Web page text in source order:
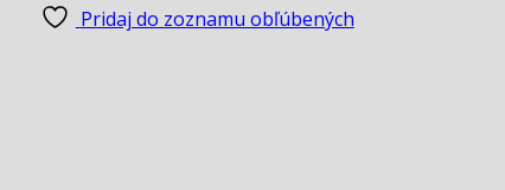
Pridaj do zoznamu obľúbených